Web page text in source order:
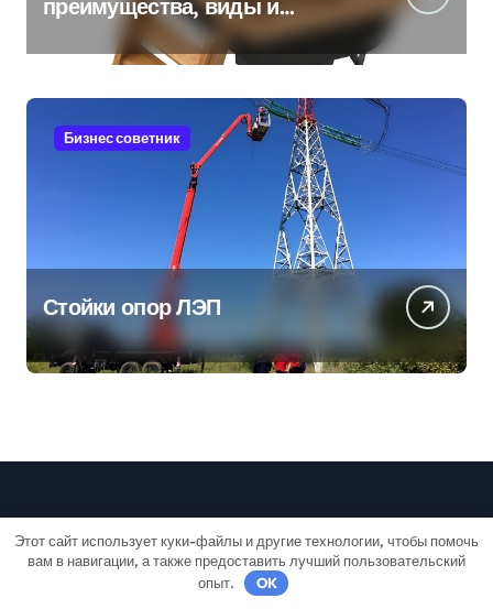
преимущества, виды и
особенности использования
Бизнес советник
Стойки опор ЛЭП
Дачный лайф
Этот сайт использует куки-файлы и другие технологии, чтобы помочь
вам в навигации, а также предоставить лучший пользовательский
опыт.
OK